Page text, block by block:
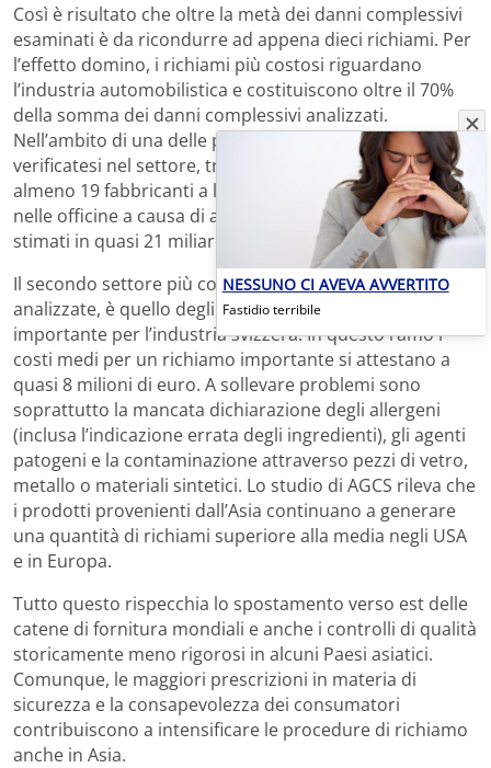
Così è risultato che oltre la metà dei danni complessivi
esaminati è da ricondurre ad appena dieci richiami. Per
l’effetto domino, i richiami più costosi riguardano
l’industria automobilistica e costituiscono oltre il 70%
della somma dei danni complessivi analizzati.
Nell’ambito di una delle più vaste operazioni mai
verificatesi nel settore, tra i 60 e i 70 milioni di veicoli di
almeno 19 fabbricanti a livello mondiale torneranno
nelle officine a causa di airbag difettosi. I costi sono
stimati in quasi 21 miliardi di euro, precisa Allianz.
Il secondo settore più colpito, con il 16% delle perdite
analizzate, è quello degli alimenti e delle bevande,
importante per l’industria svizzera. In questo ramo i
costi medi per un richiamo importante si attestano a
quasi 8 milioni di euro. A sollevare problemi sono
soprattutto la mancata dichiarazione degli allergeni
(inclusa l’indicazione errata degli ingredienti), gli agenti
patogeni e la contaminazione attraverso pezzi di vetro,
metallo o materiali sintetici. Lo studio di AGCS rileva che
i prodotti provenienti dall’Asia continuano a generare
una quantità di richiami superiore alla media negli USA
e in Europa.
Tutto questo rispecchia lo spostamento verso est delle
catene di fornitura mondiali e anche i controlli di qualità
storicamente meno rigorosi in alcuni Paesi asiatici.
Comunque, le maggiori prescrizioni in materia di
sicurezza e la consapevolezza dei consumatori
contribuiscono a intensificare le procedure di richiamo
anche in Asia.
NESSUNO CI AVEVA AVVERTITO
Fastidio terribile